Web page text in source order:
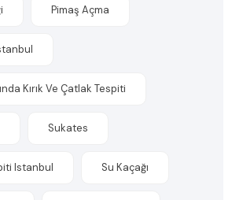
Pimaş Açma
Kırık Ve Çatlak Tespiti
Sukates
Istanbul Su Kaçağı